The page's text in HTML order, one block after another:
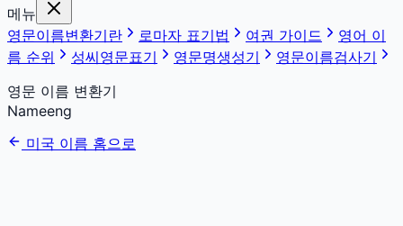
메뉴
영문이름변환기란
로마자 표기법 여권 가이드
영어 이
름 순위
성씨영문표기 영문명생성기
영문이름검사기
영문 이름 변환기
Nameeng
미국 이름 홈으로